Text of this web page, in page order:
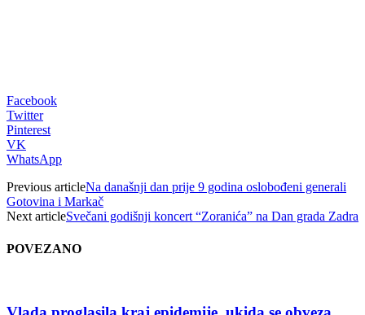
Facebook
Twitter
Pinterest
VK
WhatsApp
Previous articleNa današnji dan prije 9 godina oslobođeni generali
Gotovina i Markač
Next articleSvečani godišnji koncert “Zoranića” na Dan grada Zadra
POVEZANO